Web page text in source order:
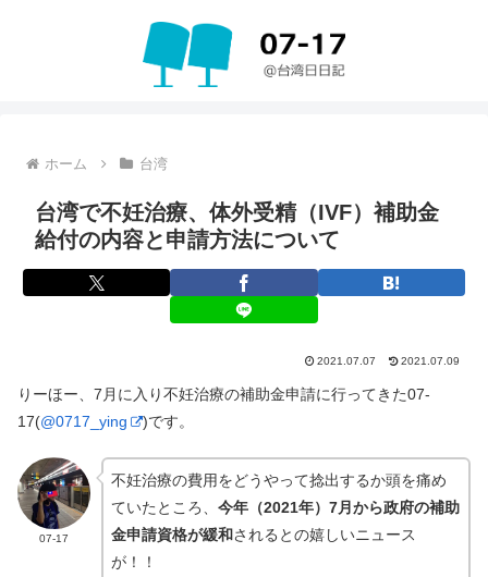
ホーム 台湾
台湾で不妊治療、体外受精（IVF）補助金
給付の内容と申請方法について
2021.07.07 2021.07.09
りーほー、7月に入り不妊治療の補助金申請に行ってきた07-
17(@0717_ying )です。
07-17
不妊治療の費用をどうやって捻出するか頭を痛め
ていたところ、 今年（2021年）7月から政府の補助
金申請資格が緩和されるとの嬉しいニュース
が！！